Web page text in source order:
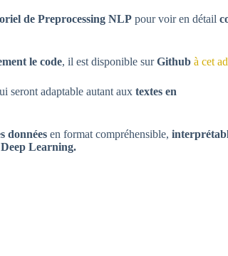
de Preprocessing NLP pour voir en détail
le code, il est disponible surGithub à cet
seront adaptable autant aux textes en
données en format compréhensible,
Learning.